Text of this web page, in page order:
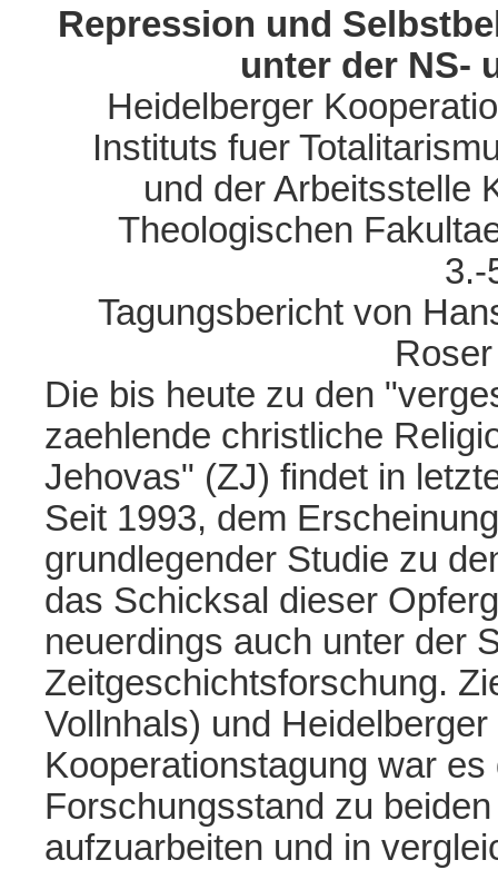
Repression und
unter der NS-
Heidelberger
Instituts fuer
und der Arbeitsstelle
Theologischen
3.-
Tagungsbericht von
Die bis heute zu den
zaehlende christliche
Jehovas" (ZJ) findet in
Seit 1993, dem
grundlegender Studie zu
das Schicksal dieser
neuerdings auch unter der
Zeitgeschichtsforschung.
Vollnhals) und
Kooperationstagung war
Forschungsstand zu
aufzuarbeiten und in